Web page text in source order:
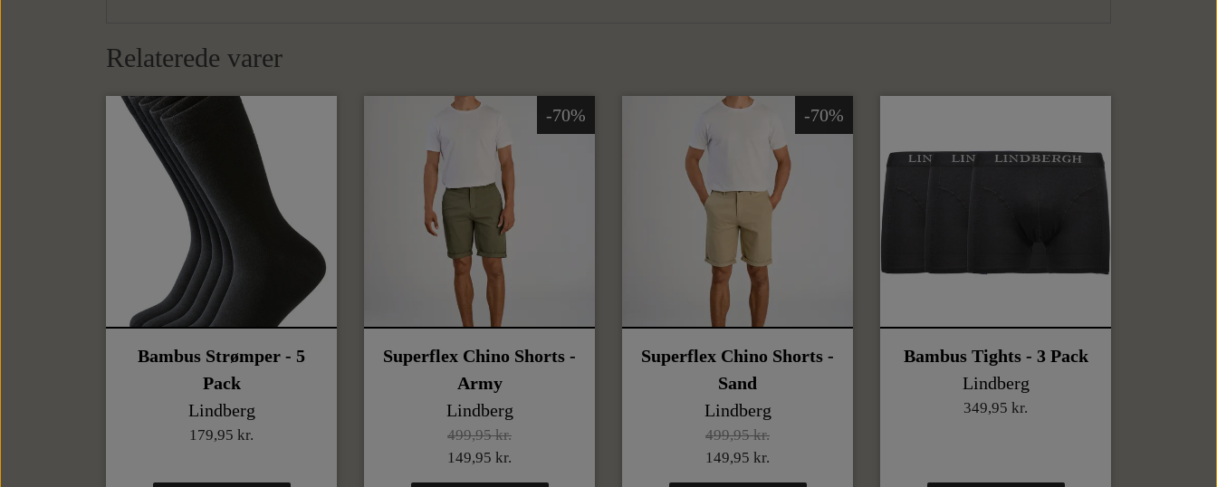
Relaterede varer
Bambus Strømper - 5
Pack
Lindberg
179,95 kr.
-70%
Superflex Chino Shorts -
Army
Lindberg
499,95 kr.
149,95 kr.
-70%
Superflex Chino Shorts -
Sand
Lindberg
499,95 kr.
149,95 kr.
Bambus Tights - 3 Pack
Lindberg
349,95 kr.